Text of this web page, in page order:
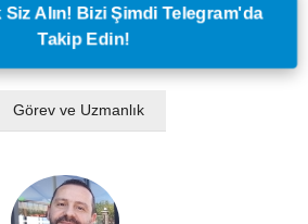
Alın! Bizi Şimdi Telegram'da
Takip Edin!
Görev ve Uzmanlık